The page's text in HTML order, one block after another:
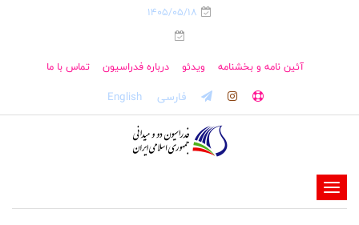
1405/05/18
آئین نامه و بخشنامه ویدئو درباره فدراسیون تماس با ما
فارسی English
-
-